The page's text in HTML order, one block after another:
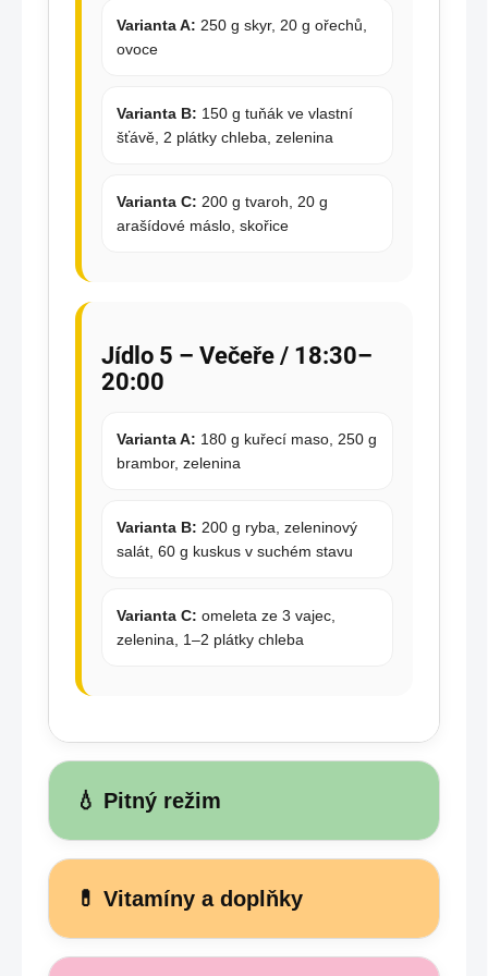
Varianta A: 250 g skyr, 20 g ořechů,
ovoce
Varianta B: 150 g tuňák ve vlastní
šťávě, 2 plátky chleba, zelenina
Varianta C: 200 g tvaroh, 20 g
arašídové máslo, skořice
Jídlo 5 – Večeře / 18:30–
20:00
Varianta A: 180 g kuřecí maso, 250 g
brambor, zelenina
Varianta B: 200 g ryba, zeleninový
salát, 60 g kuskus v suchém stavu
Varianta C: omeleta ze 3 vajec,
zelenina, 1–2 plátky chleba
💧 Pitný režim
💊 Vitamíny a doplňky